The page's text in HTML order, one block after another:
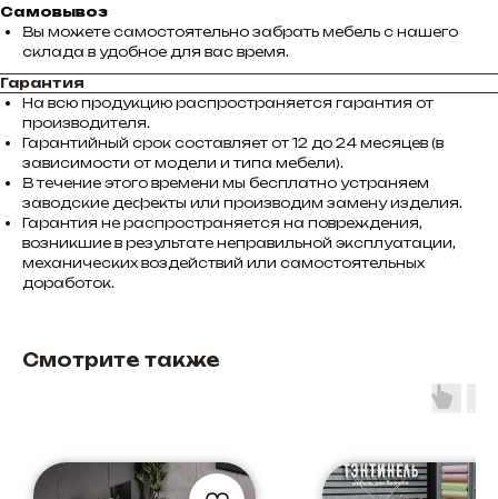
Самовывоз
Вы можете самостоятельно забрать мебель с нашего
склада в удобное для вас время.
Гарантия
На всю продукцию распространяется гарантия от
производителя.
Гарантийный срок составляет от 12 до 24 месяцев (в
зависимости от модели и типа мебели).
В течение этого времени мы бесплатно устраняем
заводские дефекты или производим замену изделия.
Гарантия не распространяется на повреждения,
возникшие в результате неправильной эксплуатации,
механических воздействий или самостоятельных
доработок.
Смотрите также